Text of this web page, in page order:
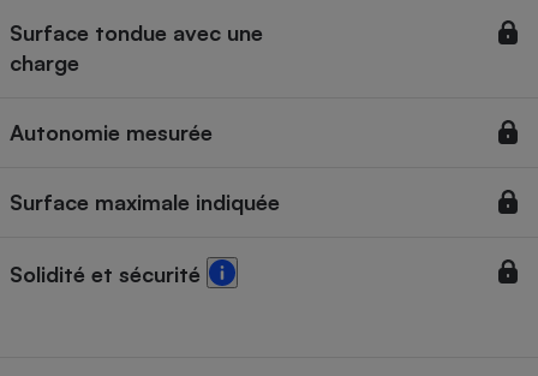
Surface tondue avec une
charge
Autonomie mesurée
Surface maximale indiquée
Solidité et sécurité